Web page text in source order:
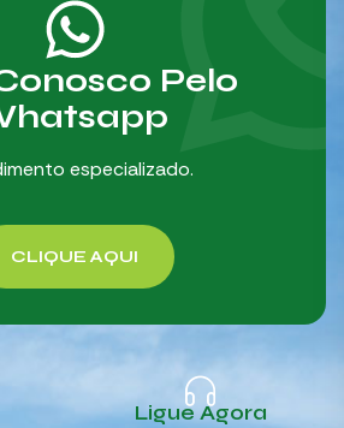
Pelo
especializado.
CLIQUE AQUI
Ligue Agora